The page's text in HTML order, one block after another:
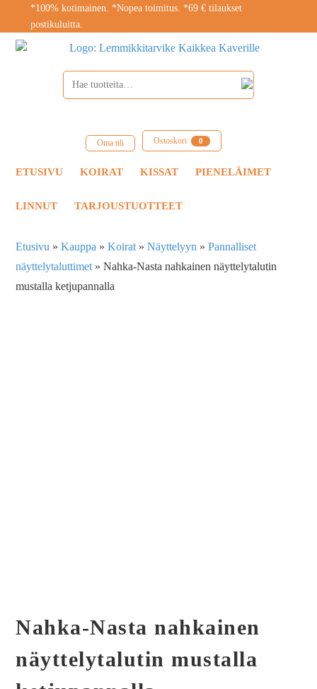
*100% kotimainen. *Nopea toimitus. *69 € tilaukset
postikuluitta.
Oma tili Ostoskori 0
ETUSIVU KOIRAT KISSAT PIENELÄIMET
LINNUT TARJOUSTUOTTEET
Etusivu »Kauppa »Koirat »Näyttelyyn »Pannalliset
näyttelytaluttimet »Nahka-Nasta nahkainen näyttelytalutin
mustalla ketjupannalla
Nahka-Nasta nahkainen
näyttelytalutin mustalla